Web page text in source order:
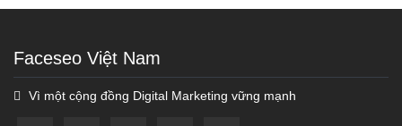
Faceseo Việt Nam
Vì một cộng đồng Digital Marketing vững mạnh